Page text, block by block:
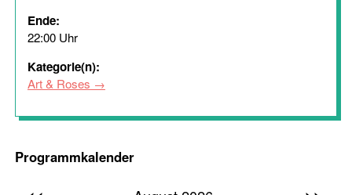
Ende:
22:00 Uhr
Kategorie(n):
Art & Roses
Programmkalender